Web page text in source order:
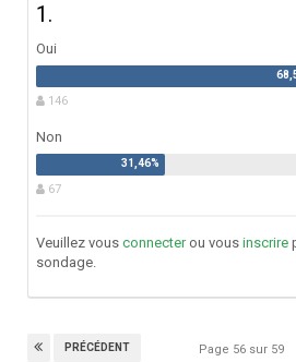
1.
Oui
146
Non
67
Veuillez vous connecterou vous inscrire
sondage.
PRÉCÉDENT Page 56 sur 59